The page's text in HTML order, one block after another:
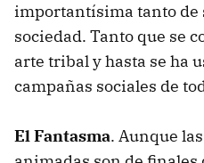
importantísima tanto de
sociedad. Tanto que se
arte tribal y hasta se ha
campañas sociales de
El Fantasma. Aunque